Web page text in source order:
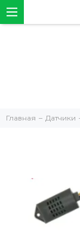
Главная Датчики